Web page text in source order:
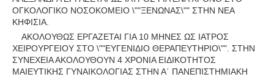
ΟΓΚΟΛΟΓΙΚΟ ΝΟΣΟΚΟΜΕΙΟ \""ΞΕΝΩΝΑΣ\"" ΣΤΗΝ ΝΕΑ
ΚΗΦΙΣΙΑ.
ΑΚΟΛΟΥΘΩΣ ΕΡΓΑΖΕΤΑΙ ΓΙΑ 10 ΜΗΝΕΣ ΩΣ ΙΑΤΡΟΣ
ΧΕΙΡΟΥΡΓΕΙΟΥ ΣΤΟ \""ΕΥΓΕΝΙΔΙΟ ΘΕΡΑΠΕΥΤΗΡΙΟ\"". ΣΤΗΝ
ΣΥΝΕΧΕΙΑ ΑΚΟΛΟΥΘΟΥΝ 4 ΧΡΟΝΙΑ ΕΙΔΙΚΟΤΗΤΟΣ
ΜΑΙΕΥΤΙΚΗΣ ΓΥΝΑΙΚΟΛΟΓΙΑΣ ΣΤΗΝ Α΄ ΠΑΝΕΠΙΣΤΗΜΙΑΚΗ